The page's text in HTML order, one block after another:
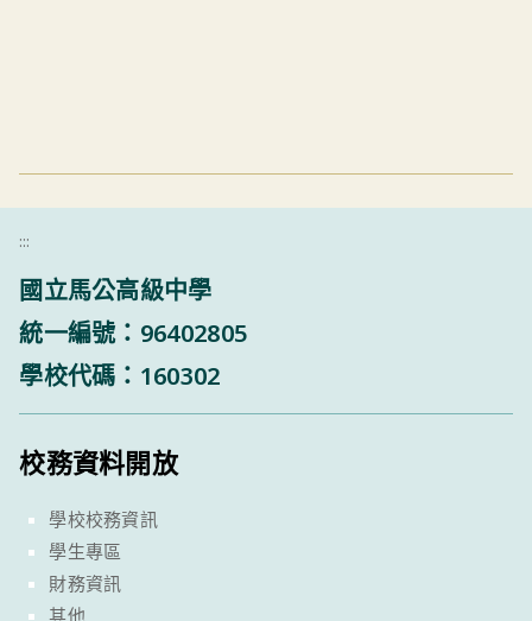
:::
國立馬公高級中學
統一編號：96402805
學校代碼：160302
校務資料開放
學校校務資訊
學生專區
財務資訊
其他